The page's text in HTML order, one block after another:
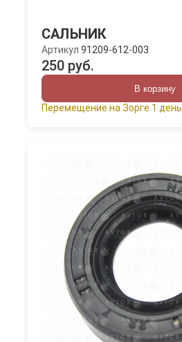
САЛЬНИК
Артикул 91209-612-003
250 руб.
В корзину
Перемещение на Зорге 1 день